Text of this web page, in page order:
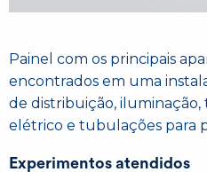
Painel com os principais
encontrados em uma
de distribuição, iluminação,
elétrico e tubulações para
Experimentos atendidos